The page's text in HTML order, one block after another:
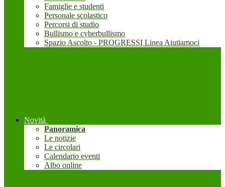
Famiglie e studenti
Personale scolastico
Percorsi di studio
Bullismo e cyberbullismo
Spazio Ascolto - PROGRESSI Linea Aiutiamoci
Novità
Panoramica
Le notizie
Le circolari
Calendario eventi
Albo online